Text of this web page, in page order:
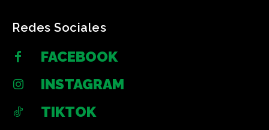
Redes Sociales
FACEBOOK
INSTAGRAM
TIKTOK